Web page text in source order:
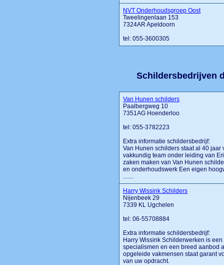
NVT Onderhoudsgroep Oost
Tweelingenlaan 153
7324AR Apeldoorn
tel: 055-3600305
Schildersbedrijven
Van Hunen schilders
Paalbergweg 10
7351AG Hoenderloo
tel: 055-3782223
Extra informatie schildersbedrijf:
Van Hunen schilders staat al 40
vakkundig team onder leiding van
zaken maken van Van Hunen
en onderhoudswerk Een eigen
.......
Harry Wissink Schilders
Nijenbeek 29
7339 KL Ugchelen
tel: 06-55708884
Extra informatie schildersbedrijf:
Harry Wissink Schilderwerken is
specialismen en een breed aanbod
opgeleide vakmensen staat garant
van uw opdracht.